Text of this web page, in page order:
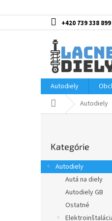
na
+420 739 338 899
Autodiely
DomovAutodiely
ý
p
kategórie
Kategórie
Autodiely
Autá na diely
Autodiely GB
Ostatné